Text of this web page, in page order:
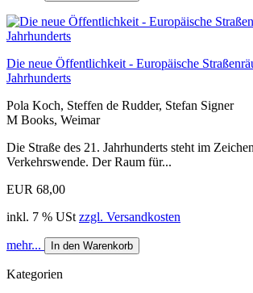
Die neue Öffentlichkeit - Europäische
Jahrhunderts
Pola Koch, Steffen de Rudder, Stefan Signer
M Books, Weimar
Die Straße des 21. Jahrhunderts steht im
Verkehrswende. Der Raum für...
EUR 68,00
inkl. 7 % USt zzgl. Versandkosten
mehr... In den Warenkorb
Kategorien